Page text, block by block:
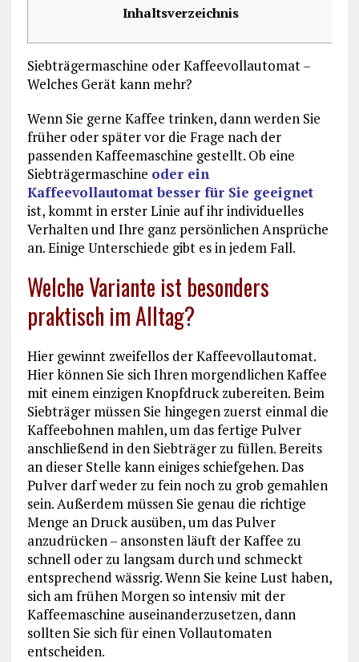
Inhaltsverzeichnis
Siebträgermaschine oder Kaffeevollautomat –
Welches Gerät kann mehr?
Wenn Sie gerne Kaffee trinken, dann werden Sie
früher oder später vor die Frage nach der
passenden Kaffeemaschine gestellt. Ob eine
Siebträgermaschine oder ein
Kaffeevollautomat besser für Sie geeignet
ist, kommt in erster Linie auf ihr individuelles
Verhalten und Ihre ganz persönlichen Ansprüche
an. Einige Unterschiede gibt es in jedem Fall.
Welche Variante ist besonders
praktisch im Alltag?
Hier gewinnt zweifellos der Kaffeevollautomat.
Hier können Sie sich Ihren morgendlichen Kaffee
mit einem einzigen Knopfdruck zubereiten. Beim
Siebträger müssen Sie hingegen zuerst einmal die
Kaffeebohnen mahlen, um das fertige Pulver
anschließend in den Siebträger zu füllen. Bereits
an dieser Stelle kann einiges schiefgehen. Das
Pulver darf weder zu fein noch zu grob gemahlen
sein. Außerdem müssen Sie genau die richtige
Menge an Druck ausüben, um das Pulver
anzudrücken – ansonsten läuft der Kaffee zu
schnell oder zu langsam durch und schmeckt
entsprechend wässrig. Wenn Sie keine Lust haben,
sich am frühen Morgen so intensiv mit der
Kaffeemaschine auseinanderzusetzen, dann
sollten Sie sich für einen Vollautomaten
entscheiden.